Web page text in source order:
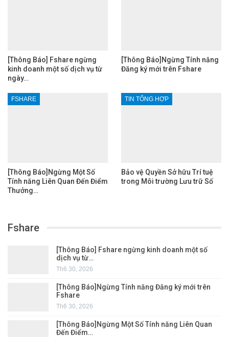
[Thông Báo] Fshare ngừng
kinh doanh một số dịch vụ từ
ngày…
[Thông Báo]Ngừng Tính năng
Đăng ký mới trên Fshare
FSHARE
[Thông Báo]Ngừng Một Số
Tính năng Liên Quan Đến Điểm
Thưởng…
TIN TỔNG HỢP
Bảo vệ Quyền Sở hữu Trí tuệ
trong Môi trường Lưu trữ Số
Fshare
[Thông Báo] Fshare ngừng kinh doanh một số
dịch vụ từ…
Th6 30, 2026
[Thông Báo]Ngừng Tính năng Đăng ký mới trên
Fshare
Th6 30, 2026
[Thông Báo]Ngừng Một Số Tính năng Liên Quan
Đến Điểm…